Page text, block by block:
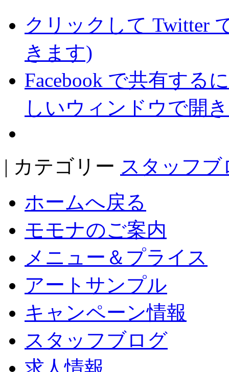
クリックして Twitter
きます)
Facebook で共有する
しいウィンドウで開
| カテゴリー スタッフブ
ホームへ戻る
モモナのご案内
メニュー＆プライス
アートサンプル
キャンペーン情報
スタッフブログ
求人情報